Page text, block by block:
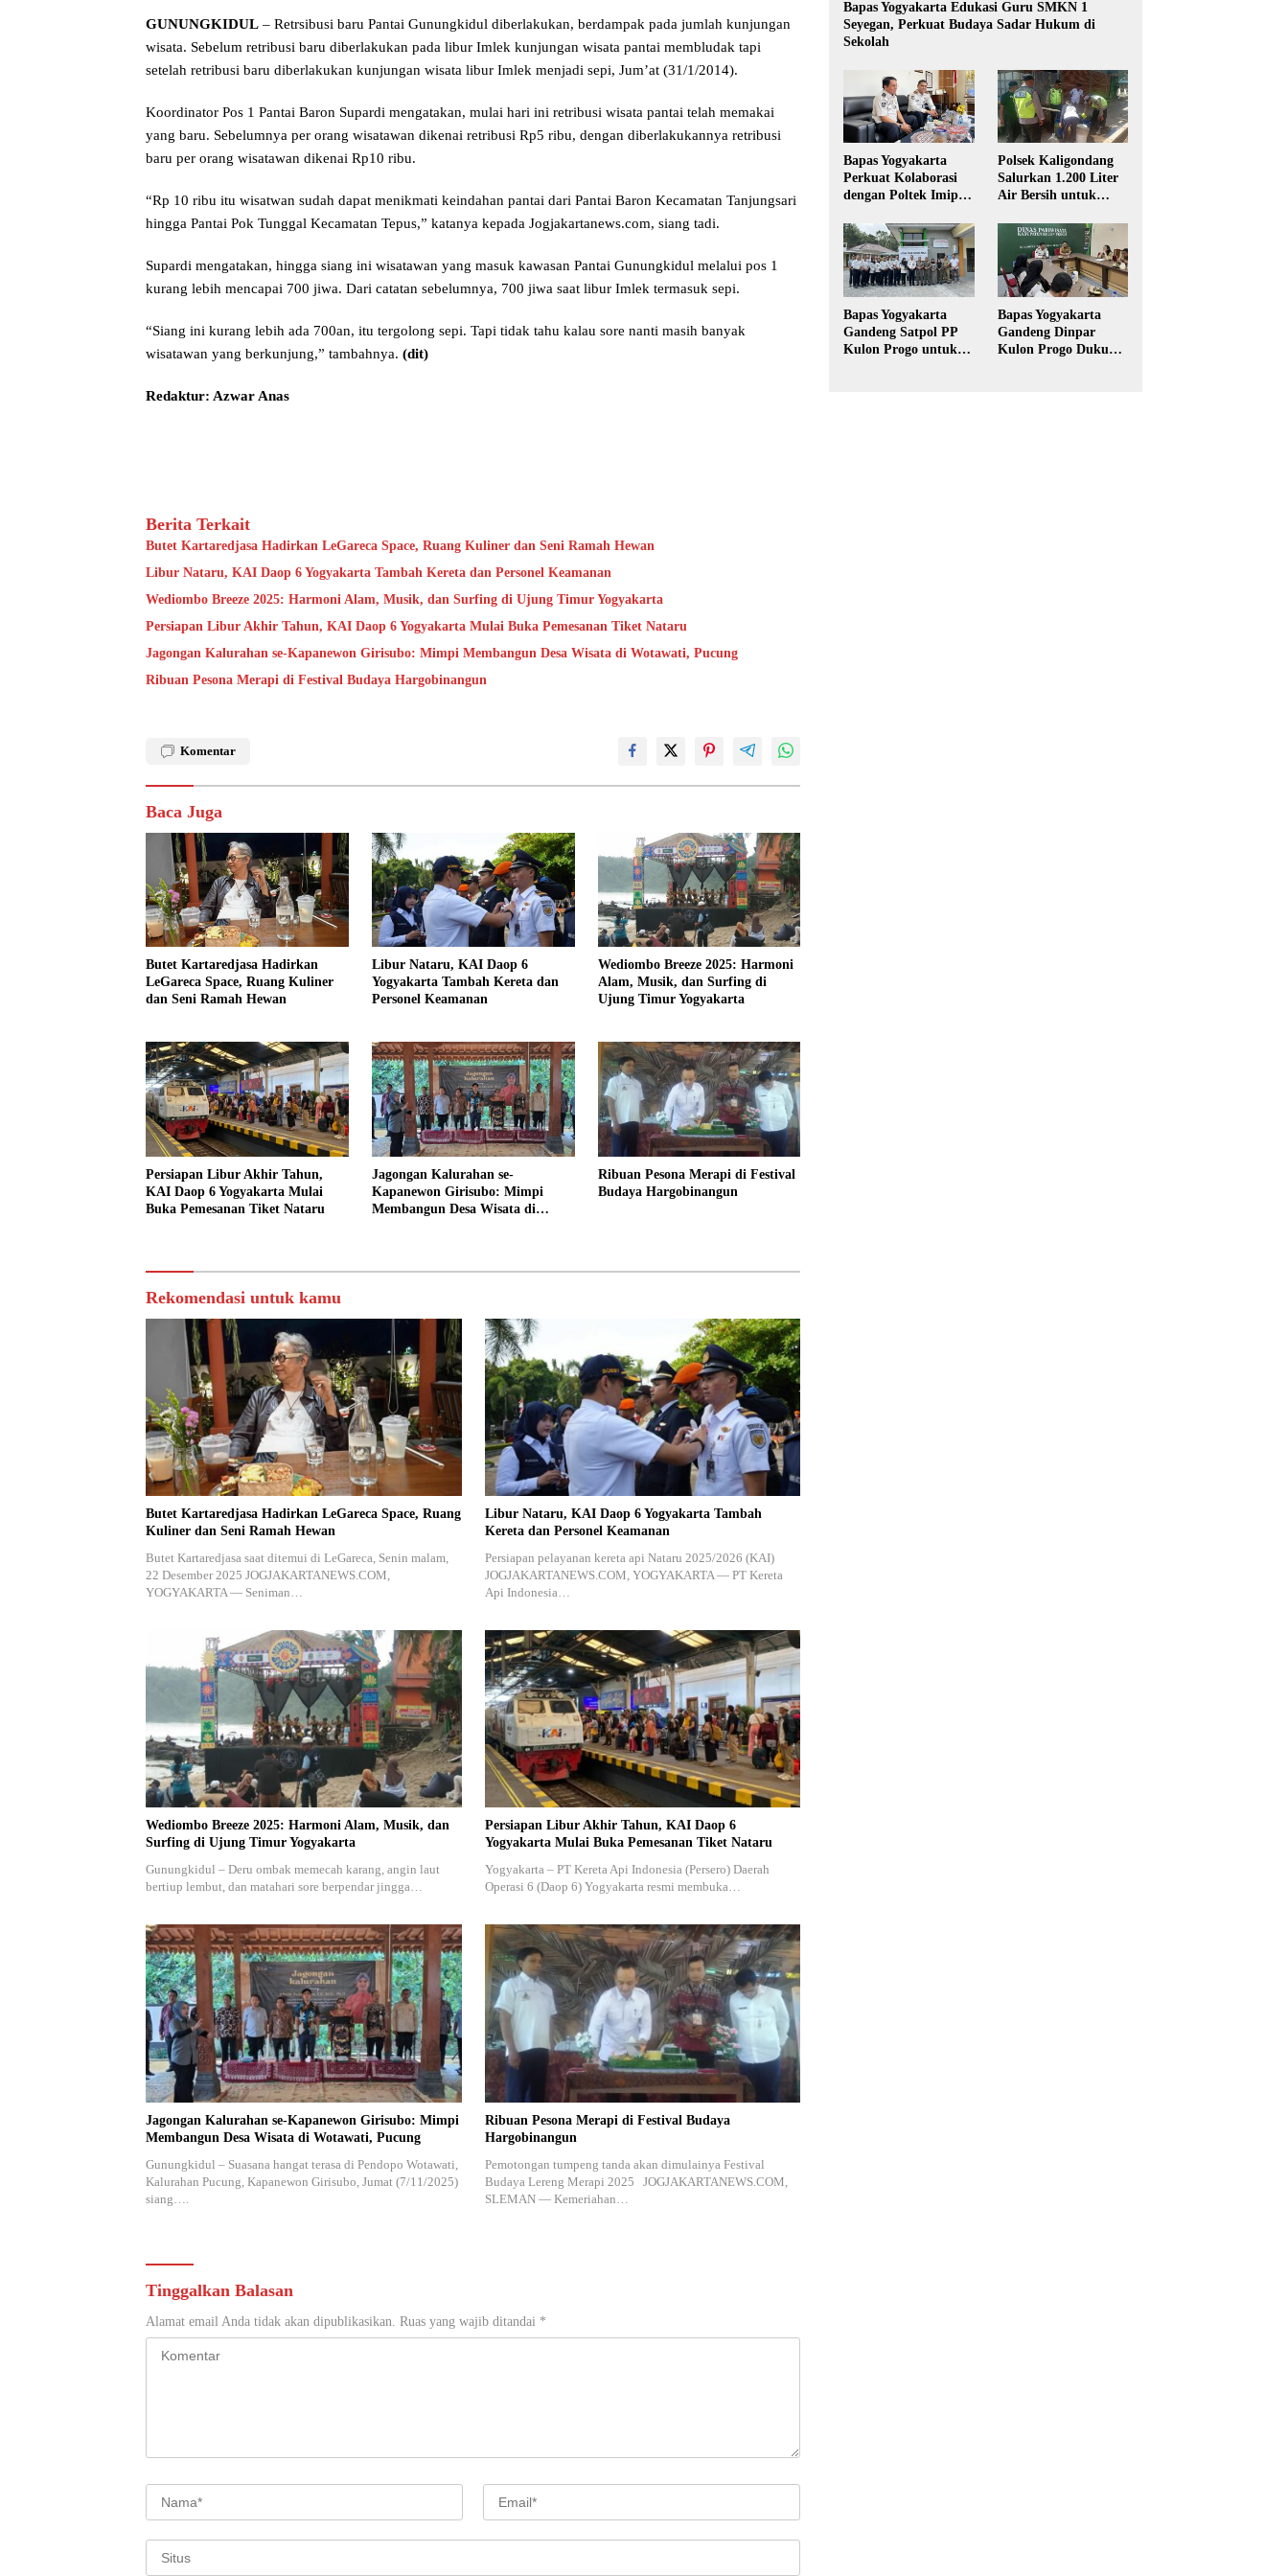
GUNUNGKIDUL – Retrsibusi baru Pantai Gunungkidul diberlakukan, berdampak pada jumlah kunjungan
wisata. Sebelum retribusi baru diberlakukan pada libur Imlek kunjungan wisata pantai membludak tapi
setelah retribusi baru diberlakukan kunjungan wisata libur Imlek menjadi sepi, Jum’at (31/1/2014).
Koordinator Pos 1 Pantai Baron Supardi mengatakan, mulai hari ini retribusi wisata pantai telah memakai
yang baru. Sebelumnya per orang wisatawan dikenai retribusi Rp5 ribu, dengan diberlakukannya retribusi
baru per orang wisatawan dikenai Rp10 ribu.
“Rp 10 ribu itu wisatwan sudah dapat menikmati keindahan pantai dari Pantai Baron Kecamatan Tanjungsari
hingga Pantai Pok Tunggal Kecamatan Tepus,” katanya kepada Jogjakartanews.com, siang tadi.
Supardi mengatakan, hingga siang ini wisatawan yang masuk kawasan Pantai Gunungkidul melalui pos 1
kurang lebih mencapai 700 jiwa. Dari catatan sebelumnya, 700 jiwa saat libur Imlek termasuk sepi.
“Siang ini kurang lebih ada 700an, itu tergolong sepi. Tapi tidak tahu kalau sore nanti masih banyak
wisatawan yang berkunjung,” tambahnya. (dit)
Redaktur: Azwar Anas
Berita Terkait
Butet Kartaredjasa Hadirkan LeGareca Space, Ruang Kuliner dan Seni Ramah Hewan
Libur Nataru, KAI Daop 6 Yogyakarta Tambah Kereta dan Personel Keamanan
Wediombo Breeze 2025: Harmoni Alam, Musik, dan Surfing di Ujung Timur Yogyakarta
Persiapan Libur Akhir Tahun, KAI Daop 6 Yogyakarta Mulai Buka Pemesanan Tiket Nataru
Jagongan Kalurahan se-Kapanewon Girisubo: Mimpi Membangun Desa Wisata di Wotawati, Pucung
Ribuan Pesona Merapi di Festival Budaya Hargobinangun
Komentar
Baca Juga
Butet Kartaredjasa Hadirkan
LeGareca Space, Ruang Kuliner
dan Seni Ramah Hewan
Libur Nataru, KAI Daop 6
Yogyakarta Tambah Kereta dan
Personel Keamanan
Wediombo Breeze 2025: Harmoni
Alam, Musik, dan Surfing di
Ujung Timur Yogyakarta
Persiapan Libur Akhir Tahun,
KAI Daop 6 Yogyakarta Mulai
Buka Pemesanan Tiket Nataru
Jagongan Kalurahan se-
Kapanewon Girisubo: Mimpi
Membangun Desa Wisata di
Ribuan Pesona Merapi di Festival
Budaya Hargobinangun
Rekomendasi untuk kamu
Butet Kartaredjasa Hadirkan LeGareca Space, Ruang
Kuliner dan Seni Ramah Hewan
Butet Kartaredjasa saat ditemui di LeGareca, Senin malam,
22 Desember 2025 JOGJAKARTANEWS.COM,
YOGYAKARTA — Seniman…
Libur Nataru, KAI Daop 6 Yogyakarta Tambah
Kereta dan Personel Keamanan
Persiapan pelayanan kereta api Nataru 2025/2026 (KAI)
JOGJAKARTANEWS.COM, YOGYAKARTA — PT Kereta
Api Indonesia…
Wediombo Breeze 2025: Harmoni Alam, Musik, dan
Surfing di Ujung Timur Yogyakarta
Gunungkidul – Deru ombak memecah karang, angin laut
bertiup lembut, dan matahari sore berpendar jingga…
Persiapan Libur Akhir Tahun, KAI Daop 6
Yogyakarta Mulai Buka Pemesanan Tiket Nataru
Yogyakarta – PT Kereta Api Indonesia (Persero) Daerah
Operasi 6 (Daop 6) Yogyakarta resmi membuka…
Jagongan Kalurahan se-Kapanewon Girisubo: Mimpi
Membangun Desa Wisata di Wotawati, Pucung
Gunungkidul – Suasana hangat terasa di Pendopo Wotawati,
Kalurahan Pucung, Kapanewon Girisubo, Jumat (7/11/2025)
siang….
Ribuan Pesona Merapi di Festival Budaya
Hargobinangun
Pemotongan tumpeng tanda akan dimulainya Festival
Budaya Lereng Merapi 2025 JOGJAKARTANEWS.COM,
SLEMAN — Kemeriahan…
Tinggalkan Balasan
Alamat email Anda tidak akan dipublikasikan. Ruas yang wajib ditandai *
Bapas Yogyakarta Edukasi Guru SMKN 1
Seyegan, Perkuat Budaya Sadar Hukum di
Sekolah
Bapas Yogyakarta
Perkuat Kolaborasi
dengan Poltek Imipas,
Magang Taruna
Polsek Kaligondang
Salurkan 1.200 Liter
Air Bersih untuk
Kekeringan di
Purbalingga
Bapas Yogyakarta
Gandeng Satpol PP
Kulon Progo untuk
Bapas Yogyakarta
Gandeng Dinpar
Kulon Progo Dukung